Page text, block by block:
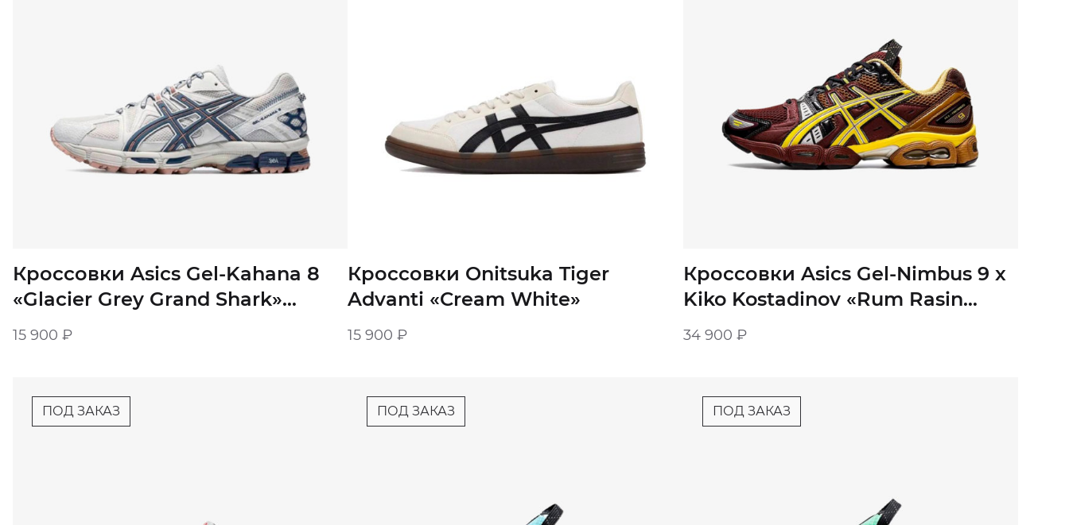
Кроссовки Asics Gel-Kahana 8
«Glacier Grey Grand Shark»
мужские
15 900 ₽
Кроссовки Onitsuka Tiger
Advanti «Cream White»
15 900₽
Кроссовки Asics Gel-Nimbus 9 x
Kiko Kostadinov «Rum Rasin
Brown» мужские
34 900 ₽
ПОД ЗАКАЗ ПОД ЗАКАЗ ПОД ЗАКАЗ